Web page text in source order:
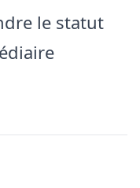
le statut